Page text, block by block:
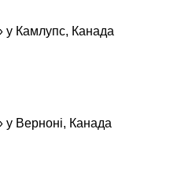
у Камлупс, Канада
у Верноні, Канада